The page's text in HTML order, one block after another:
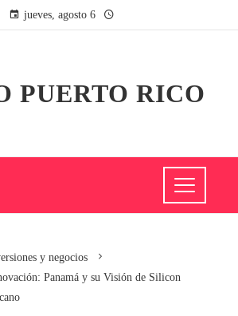
jueves, agosto 6
PUERTO RICO
y negocios
Panamá y su Visión de Silicon